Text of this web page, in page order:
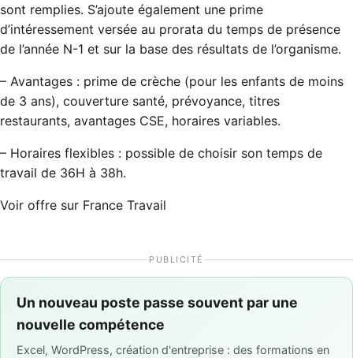
sont remplies. S’ajoute également une prime
d’intéressement versée au prorata du temps de présence
de l’année N-1 et sur la base des résultats de l’organisme.
– Avantages : prime de crèche (pour les enfants de moins
de 3 ans), couverture santé, prévoyance, titres
restaurants, avantages CSE, horaires variables.
– Horaires flexibles : possible de choisir son temps de
travail de 36H à 38h.
Voir offre sur France Travail
PUBLICITÉ
Un nouveau poste passe souvent par une
nouvelle compétence
Excel, WordPress, création d'entreprise : des formations en